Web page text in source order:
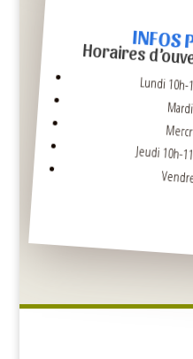
INFOS
Horaires
Lundi
Jeudi 10h-